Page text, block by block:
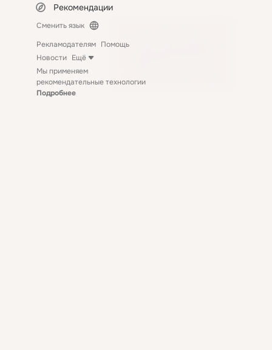
Рекомендации
Сменить язык
Рекламодателям Помощь
Новости Ещё
Мы применяем
рекомендательные технологии
Подробнее